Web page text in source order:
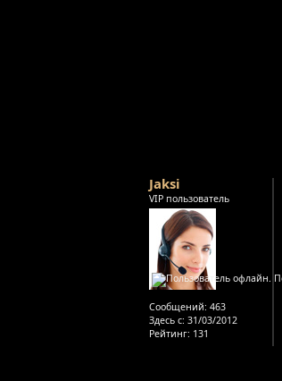
Jaksi
VIP пользователь
Сообщений: 463
Здесь с: 31/03/2012
Рейтинг: 131